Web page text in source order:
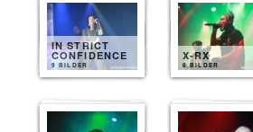
IN STRICT
CONFIDENCE
9 BILDER
X-RX
8 BILDER